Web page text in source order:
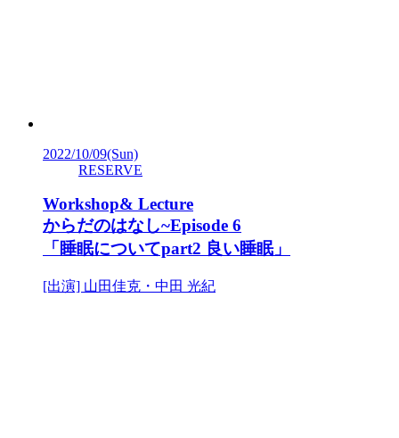
2022/10/09(Sun)
RESERVE
Workshop& Lecture
からだのはなし~Episode 6
「睡眠についてpart2 良い睡眠」
[出演] 山田佳克・中田 光紀